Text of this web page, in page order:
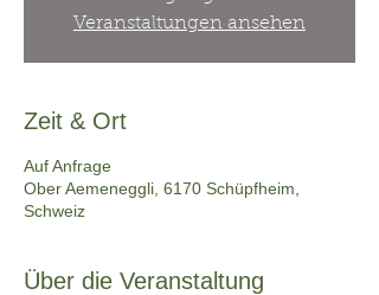
Veranstaltungen ansehen
Zeit & Ort
Auf Anfrage
Ober Aemeneggli, 6170 Schüpfheim,
Schweiz
Über die Veranstaltung